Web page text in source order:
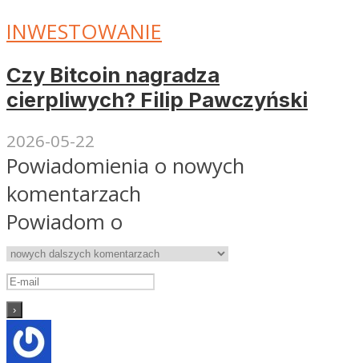
INWESTOWANIE
Czy Bitcoin nagradza
cierpliwych? Filip Pawczyński
2026-05-22
Powiadomienia o nowych
komentarzach
Powiadom o